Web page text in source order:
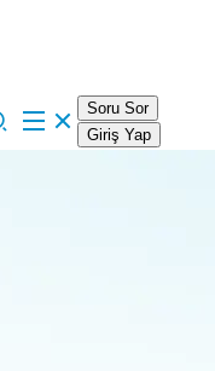
Soru Sor
Giriş Yap